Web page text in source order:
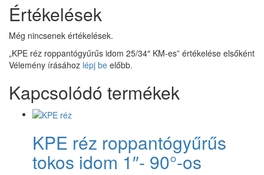
Értékelések
Még nincsenek értékelések.
„KPE réz roppantógyűrűs idom 25/34″ KM-es” értékelése elsőként
Vélemény írásához lépj be előbb.
Kapcsolódó termékek
KPE réz roppantógyűrűs
tokos idom 1″- 90°-os